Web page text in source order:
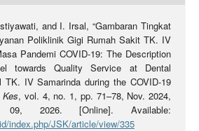
and I. Irsal, “Gambaran Tingkat
Poliklinik Gigi Rumah Sakit TK. IV
Pandemi COVID-19: The Description
towards Quality Service at Dental
IV Samarinda during the COVID-19
, vol. 4, no. 1, pp. 71–78, Nov. 2024,
09, 2026. [Online]. Available:
index.php/JSK/article/view/335